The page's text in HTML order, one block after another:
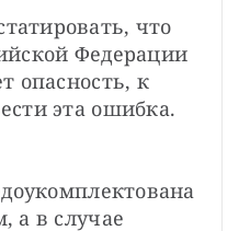
что
Федерации
опасность, к
эта ошибка.
а в случае